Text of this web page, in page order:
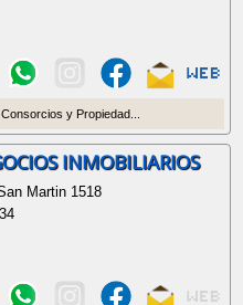
y Propiedad...
INMOBILIARIOS
Martin 1518